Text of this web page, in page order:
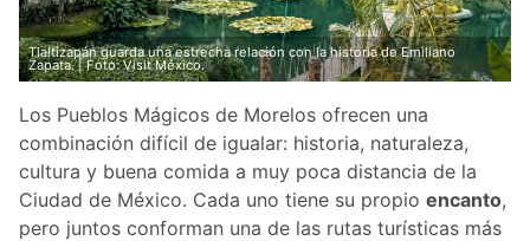
Tlaltizapán guarda una estrecha relación con la historia de Emiliano
Zapata. | Foto: Visit México.
Los Pueblos Mágicos de Morelos ofrecen una
combinación difícil de igualar: historia, naturaleza,
cultura y buena comida a muy poca distancia de la
Ciudad de México. Cada uno tiene su propio encanto,
pero juntos conforman una de las rutas turísticas más